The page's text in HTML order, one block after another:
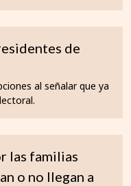
de
al señalar que ya
las familias
o no llegan a